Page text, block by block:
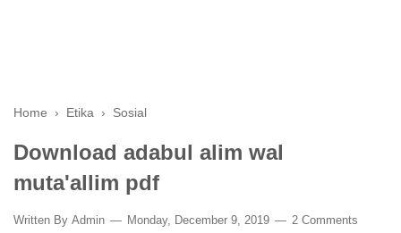
Home › Etika › Sosial
Download adabul alim wal
muta'allim pdf
Written By Admin Monday, December 9, 2019 2 Comments